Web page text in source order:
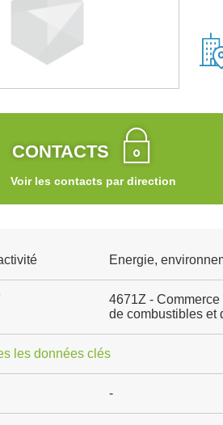
CONTACTS
Voir les contacts par direction
Energie,
4671Z -
de combustibles et
les données clés
-